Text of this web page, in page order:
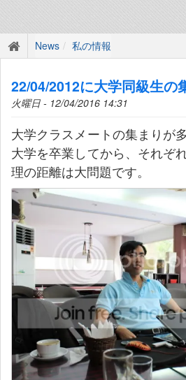
News 私の情報
22/04/2012に大学同級生の
火曜日 - 12/04/2016 14:31
大学クラスメートの集まりが
大学を卒業してから、それぞ
理の距離は大問題です。